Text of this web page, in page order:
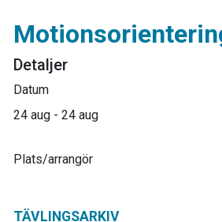
TÄVLINGSARKIV
Detaljer
Datum
24 aug - 24 aug
Plats/arrangör